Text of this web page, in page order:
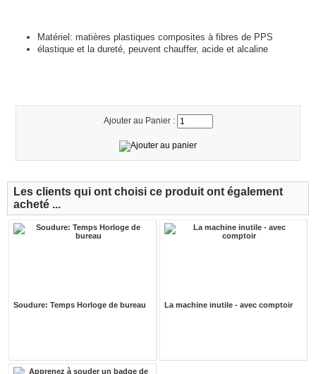
Matériel: matières plastiques composites à fibres de PPS
élastique et la dureté, peuvent chauffer, acide et alcaline
Ajouter au Panier :
Les clients qui ont choisi ce produit ont également
acheté ...
Soudure: Temps Horloge de bureau La machine inutile - avec comptoir